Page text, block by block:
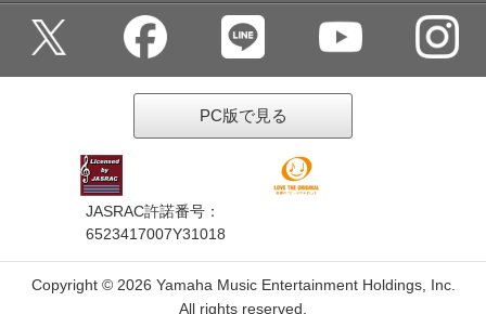
PC版で見る
JASRAC許諾番号：
6523417007Y31018
Copyright © 2026 Yamaha Music Entertainment Holdings, Inc.
All rights reserved.